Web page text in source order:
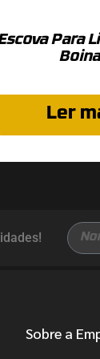
Para
Ler
Sobre a